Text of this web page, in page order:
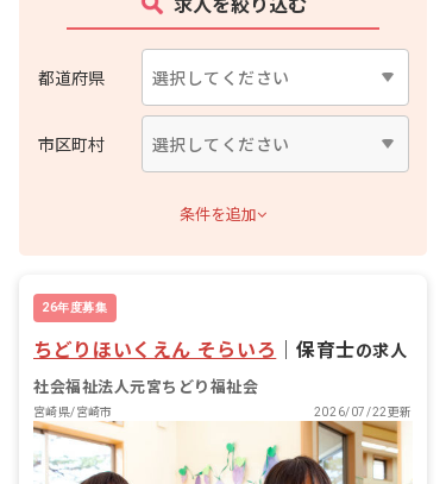
都道府県
市区町村
条件を追加
26年度募集
ちどりほいくえん そらいろ 保育士の求人
社会福祉法人元宮ちどり福祉会
宮崎県/宮崎市 2026/07/22更新